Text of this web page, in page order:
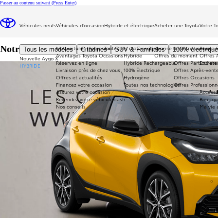
Passer au contenu suivant (Press Enter)
Véhicules neufs
Tous les modèles Citadines SUV & Familiales 100%
Nouvelle Aygo X
HYBRIDE
Véhicules d'occasion
Nos voitures d'occasion
Avantages Toyota Occasions
Réservez en ligne
Livraison près de chez vous
Offres et actualités
Financez votre occasion
Assurez votre occasion
Revendez votre véhicule cash
Nos conseils
Hybride et électrique
Toutes les motorisations
Hybride
Hybride Rechargeable
100% Électrique
Hydrogène
Toutes nos technologies
Acheter une Toyota
Reprise de votre voiture
Offres du moment
Offres Particuliers
Offres Après-
Offres Occasions
Offres
Votre
Toyota
Offres
Ma vie
Informations légales
Notre politique des cookies